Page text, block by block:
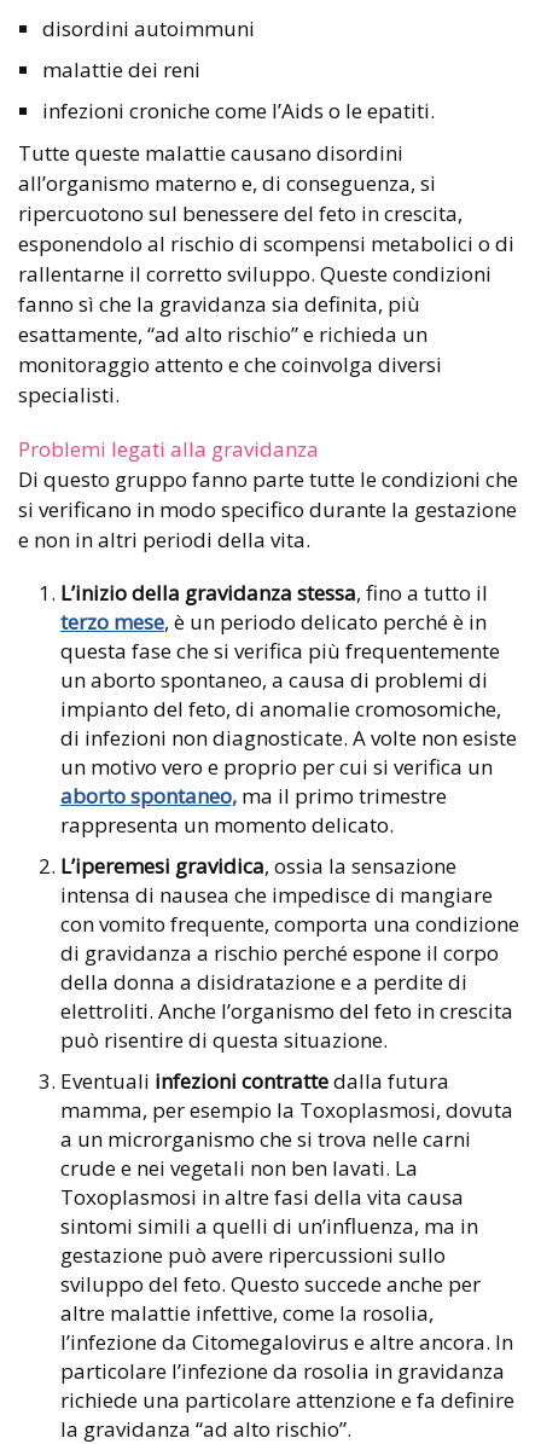
disordini autoimmuni
malattie dei reni
infezioni croniche come l’Aids o le epatiti.
Tutte queste malattie causano disordini
all’organismo materno e, di conseguenza, si
ripercuotono sul benessere del feto in crescita,
esponendolo al rischio di scompensi metabolici o di
rallentarne il corretto sviluppo. Queste condizioni
fanno sì che la gravidanza sia definita, più
esattamente, “ad alto rischio” e richieda un
monitoraggio attento e che coinvolga diversi
specialisti.
Problemi legati alla gravidanza
Di questo gruppo fanno parte tutte le condizioni che
si verificano in modo specifico durante la gestazione
e non in altri periodi della vita.
L’inizio della gravidanza stessa, fino a tutto il
terzo mese, è un periodo delicato perché è in
questa fase che si verifica più frequentemente
un aborto spontaneo, a causa di problemi di
impianto del feto, di anomalie cromosomiche,
di infezioni non diagnosticate. A volte non esiste
un motivo vero e proprio per cui si verifica un
aborto spontaneo, ma il primo trimestre
rappresenta un momento delicato.
L’iperemesi gravidica, ossia la sensazione
intensa di nausea che impedisce di mangiare
con vomito frequente, comporta una condizione
di gravidanza a rischio perché espone il corpo
della donna a disidratazione e a perdite di
elettroliti. Anche l’organismo del feto in crescita
può risentire di questa situazione.
Eventuali infezioni contrattedalla futura
mamma, per esempio la Toxoplasmosi, dovuta
a un microrganismo che si trova nelle carni
crude e nei vegetali non ben lavati. La
Toxoplasmosi in altre fasi della vita causa
sintomi simili a quelli di un’influenza, ma in
gestazione può avere ripercussioni sullo
sviluppo del feto. Questo succede anche per
altre malattie infettive, come la rosolia,
l’infezione da Citomegalovirus e altre ancora. In
particolare l’infezione da rosolia in gravidanza
richiede una particolare attenzione e fa definire
la gravidanza “ad alto rischio”.